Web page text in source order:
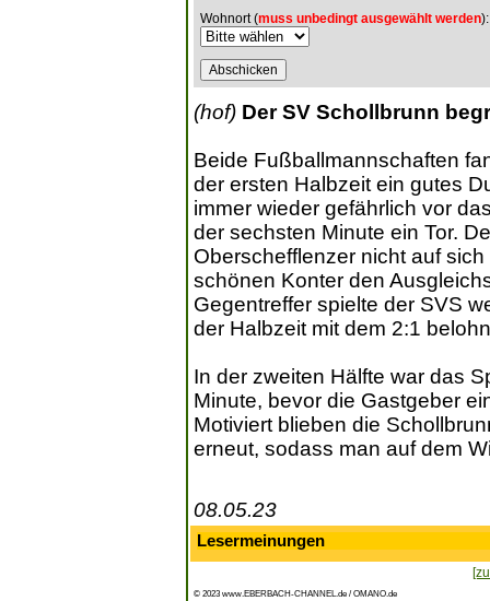
Wohnort (muss unbedingt ausgewählt werden):
(hof) Der SV Schollbrunn
Beide Fußballmannschaften
der ersten Halbzeit ein gutes
immer wieder gefährlich vor
der sechsten Minute ein Tor.
Oberschefflenzer nicht auf
schönen Konter den
Gegentreffer spielte der SVS
der Halbzeit mit dem 2:1
In der zweiten Hälfte war das
Minute, bevor die Gastgeber
Motiviert blieben die
erneut, sodass man auf dem
08.05.23
Lesermeinungen
© 2023 www.EBERBACH-CHANNEL.de / OMANO.de